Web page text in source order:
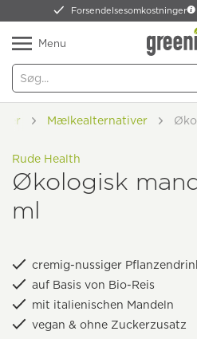
Forsendelsesomkostninger
Menu
Mælkealternativer
Rude Health
Økologisk
ml
cremig-nussiger
auf Basis von Bio-Reis
mit italienischen Mandeln
vegan & ohne Zuckerzusatz